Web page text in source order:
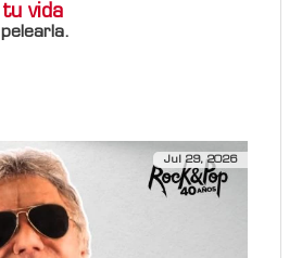
vida
Jul 29, 2026